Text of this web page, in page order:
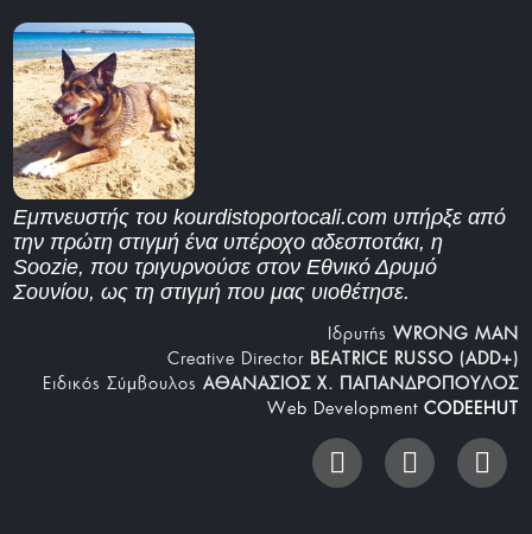
Εμπνευστής του kourdistoportocali.com υπήρξε από
την πρώτη στιγμή ένα υπέροχο αδεσποτάκι, η
Soozie, που τριγυρνούσε στον Εθνικό Δρυμό
Σουνίου, ως τη στιγμή που μας υιοθέτησε.
Iδρυτής WRONG MAN
Creative Director BEATRICE RUSSO (ADD+)
Ειδικός Σύμβουλος ΑΘΑΝΑΣΙΟΣ Χ. ΠΑΠΑΝΔΡΟΠΟΥΛΟΣ
Web Development CODEEHUT